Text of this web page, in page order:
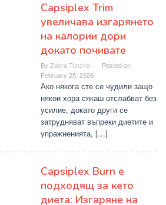
Capsiplex Trim
увеличава изгарянето
на калории дори
докато почивате
By Zahra Tunzira
Posted on
February 25, 2026
Ако някога сте се чудили защо
някои хора сякаш отслабват без
усилие, докато други се
затрудняват въпреки диетите и
упражненията, […]
Capsiplex Burn е
подходящ за кето
диета: Изгаряне на